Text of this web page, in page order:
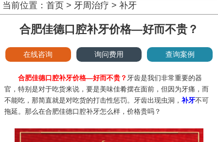
当前位置： 首页 > 牙周治疗 > 补牙
合肥佳德口腔补牙价格—好而不贵？
在线咨询 询问费用 查询案例
合肥佳德口腔补牙价格—好而不贵？ 牙齿是我们非常重要的器
官，特别是对于吃货来说，要是美味佳肴摆在面前，但因为牙痛，而
不能吃，那简直就是对吃货的打击性惩罚。牙齿出现虫洞， 补牙不可
拖延。那么在合肥佳德口腔补牙怎么样，价格贵吗？